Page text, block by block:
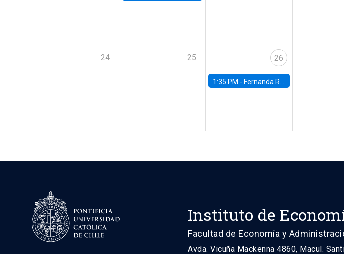
24 25 26
1:35 PM - Fernanda Rojas Ampuero, University of Wisconsin-Madison
Instituto de
Facultad de Economía y
Avda. Vicuña Mackenna 4860, Macul.